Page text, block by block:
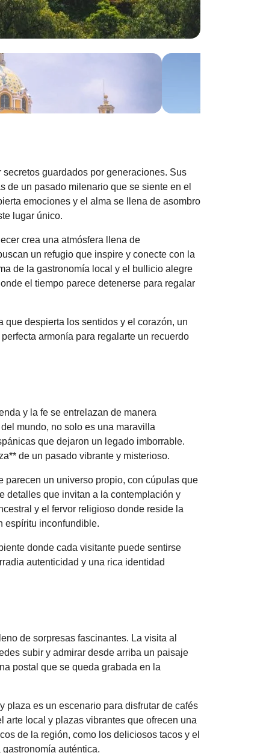
guardados por generaciones. Sus
de un pasado milenario que se siente en el
emociones y el alma se llena de asombro
lugar único.
crea una atmósfera llena de
un refugio que inspire y conecte con la
de la gastronomía local y el bullicio alegre
el tiempo parece detenerse para regalar
despierta los sentidos y el corazón, un
armonía para regalarte un recuerdo
y la fe se entrelazan de manera
mundo, no solo es una maravilla
que dejaron un legado imborrable.
de un pasado vibrante y misterioso.
un universo propio, con cúpulas que
detalles que invitan a la contemplación y
y el fervor religioso donde reside la
espíritu inconfundible.
donde cada visitante puede sentirse
autenticidad y una rica identidad
de sorpresas fascinantes. La visita al
subir y admirar desde arriba un paisaje
postal que se queda grabada en la
plaza es un escenario para disfrutar de cafés
local y plazas vibrantes que ofrecen una
de la región, como los deliciosos tacos y el
auténtica.